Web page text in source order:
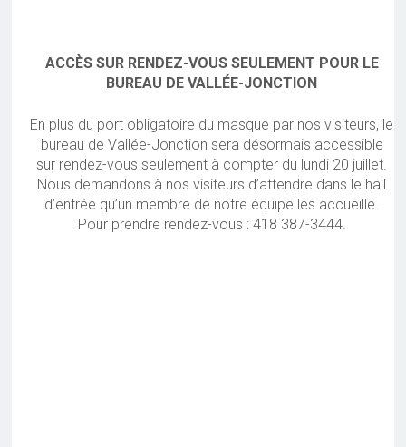
ACCÈS SUR RENDEZ-VOUS SEULEMENT POUR LE
BUREAU DE VALLÉE-JONCTION
En plus du port obligatoire du masque par nos visiteurs, le
bureau de Vallée-Jonction sera désormais accessible
sur rendez-vous seulement à compter du lundi 20 juillet.
Nous demandons à nos visiteurs d’attendre dans le hall
d’entrée qu’un membre de notre équipe les accueille.
Pour prendre rendez-vous : 418 387-3444.